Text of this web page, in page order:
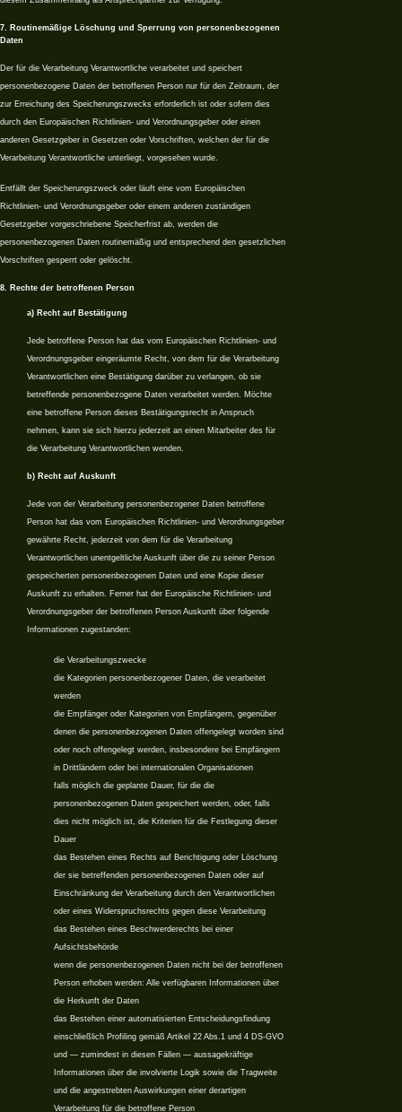
7. Routinemäßige Löschung und Sperrung von personenbezogenen
Daten
Der für die Verarbeitung Verantwortliche verarbeitet und speichert
personenbezogene Daten der betroffenen Person nur für den Zeitraum, der
zur Erreichung des Speicherungszwecks erforderlich ist oder sofern dies
durch den Europäischen Richtlinien- und Verordnungsgeber oder einen
anderen Gesetzgeber in Gesetzen oder Vorschriften, welchen der für die
Verarbeitung Verantwortliche unterliegt, vorgesehen wurde.
Entfällt der Speicherungszweck oder läuft eine vom Europäischen
Richtlinien- und Verordnungsgeber oder einem anderen zuständigen
Gesetzgeber vorgeschriebene Speicherfrist ab, werden die
personenbezogenen Daten routinemäßig und entsprechend den gesetzlichen
Vorschriften gesperrt oder gelöscht.
8. Rechte der betroffenen Person
a) Recht auf Bestätigung
Jede betroffene Person hat das vom Europäischen Richtlinien- und
Verordnungsgeber eingeräumte Recht, von dem für die Verarbeitung
Verantwortlichen eine Bestätigung darüber zu verlangen, ob sie
betreffende personenbezogene Daten verarbeitet werden. Möchte
eine betroffene Person dieses Bestätigungsrecht in Anspruch
nehmen, kann sie sich hierzu jederzeit an einen Mitarbeiter des für
die Verarbeitung Verantwortlichen wenden.
b) Recht auf Auskunft
Jede von der Verarbeitung personenbezogener Daten betroffene
Person hat das vom Europäischen Richtlinien- und Verordnungsgeber
gewährte Recht, jederzeit von dem für die Verarbeitung
Verantwortlichen unentgeltliche Auskunft über die zu seiner Person
gespeicherten personenbezogenen Daten und eine Kopie dieser
Auskunft zu erhalten. Ferner hat der Europäische Richtlinien- und
Verordnungsgeber der betroffenen Person Auskunft über folgende
Informationen zugestanden:
die Verarbeitungszwecke
die Kategorien personenbezogener Daten, die verarbeitet
werden
die Empfänger oder Kategorien von Empfängern, gegenüber
denen die personenbezogenen Daten offengelegt worden sind
oder noch offengelegt werden, insbesondere bei Empfängern
in Drittländern oder bei internationalen Organisationen
falls möglich die geplante Dauer, für die die
personenbezogenen Daten gespeichert werden, oder, falls
dies nicht möglich ist, die Kriterien für die Festlegung dieser
Dauer
das Bestehen eines Rechts auf Berichtigung oder Löschung
der sie betreffenden personenbezogenen Daten oder auf
Einschränkung der Verarbeitung durch den Verantwortlichen
oder eines Widerspruchsrechts gegen diese Verarbeitung
das Bestehen eines Beschwerderechts bei einer
Aufsichtsbehörde
wenn die personenbezogenen Daten nicht bei der betroffenen
Person erhoben werden: Alle verfügbaren Informationen über
die Herkunft der Daten
das Bestehen einer automatisierten Entscheidungsfindung
einschließlich Profiling gemäß Artikel 22 Abs.1 und 4 DS-GVO
und — zumindest in diesen Fällen — aussagekräftige
Informationen über die involvierte Logik sowie die Tragweite
und die angestrebten Auswirkungen einer derartigen
Verarbeitung für die betroffene Person